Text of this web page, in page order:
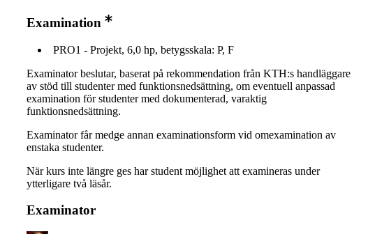
Examination
PRO1 - Projekt, 6,0 hp, betygsskala: P, F
Examinator beslutar, baserat på rekommendation från KTH:s handläggare
av stöd till studenter med funktionsnedsättning, om eventuell anpassad
examination för studenter med dokumenterad, varaktig
funktionsnedsättning.
Examinator får medge annan examinationsform vid omexamination av
enstaka studenter.
När kurs inte längre ges har student möjlighet att examineras under
ytterligare två läsår.
Examinator